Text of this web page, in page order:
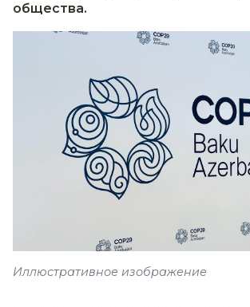
общества.
Иллюстративное изображение